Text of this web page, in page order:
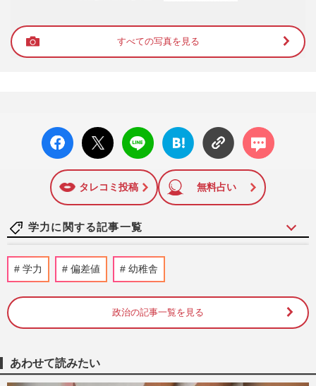
すべての写真を見る
facebo
ok い
X ポス
ト
LINE
はてな
ブック
に追加
コメン
ト
タレコミ投稿 無料占い
学力に関する記事一覧
小4で宅建合格、小6双子姉妹が英検1級合
格、難関資格に合格する小学生の「な
週刊女性PRIME 2024/2/17
累計950万部を突破！中高生向け、企業コ
ラボ、海外進出の挑戦を続け…
学力 偏差値 幼稚舎
政治の記事一覧を見る
あわせて読みたい